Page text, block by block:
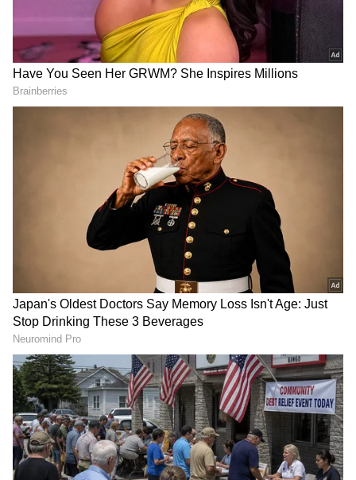
గొడవ పెట్టుకుని పెళ్లి చేసుకోవచ్చు కానీ వాళ్ళు నన్ను
ఏమైనా అంటే నేను భరించలేను నాకు సెల్ఫ్ రెస్పెక్ట్ ఎక్కువ
ఉంటుంది. నీకు లేనిదే అది.. నాకు మా అమ్మకి ఆ ఇంట్లో
గౌరవం లేదు. ఇంక నన్ను చేసుకున్న నీకేం ఉంటుంది
అనుకుంటాడు రాహుల్. మరోవైపు వాష్ రూమ్ కి వెళ్లి తన
పని పూర్తి చేసుకొని వస్తాడు రాజ్. బయటికి వస్తూనే
ఇప్పుడు మీ పని చెప్తాను అనుకుంటూ తన రూమ్ కి
లాక్కువెళ్లి అతని మొహం మీదే దుమ్ము దులుపుతూ గదిని
శుభ్రం చేస్తుంది కావ్య.